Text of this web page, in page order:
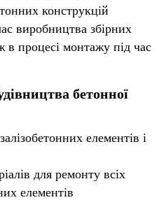
конструкцій
виробництва збірних
в процесі монтажу під час
бетонної
елементів і
для ремонту всіх
елементів